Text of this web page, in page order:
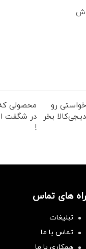
رو
بخر
محصولی
در شگفت
!
راه های تماس
تبلیغات
تماس با ما
همکاری با ما